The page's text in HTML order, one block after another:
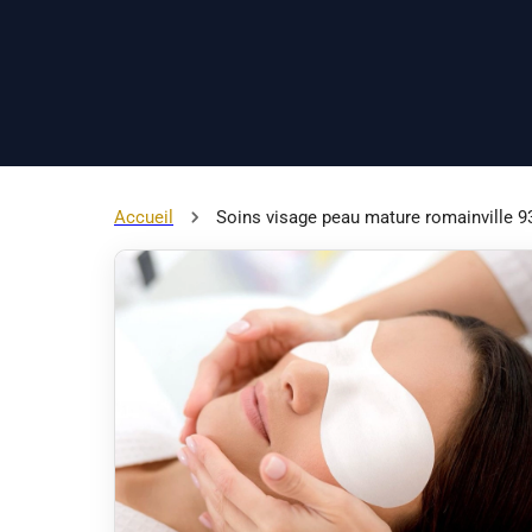
Accueil Soins visage peau mature romainville